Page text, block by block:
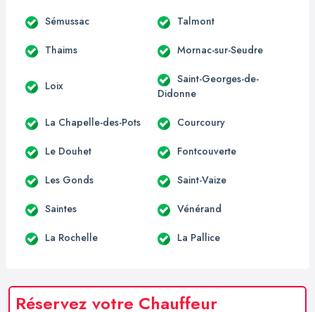
Sémussac Talmont
Thaims Mornac-sur-Seudre
Loix
Saint-Georges-de-
Didonne
La Chapelle-des-Pots Courcoury
Le Douhet Fontcouverte
Les Gonds Saint-Vaize
Saintes Vénérand
La Rochelle La Pallice
Réservez votre Chauffeur